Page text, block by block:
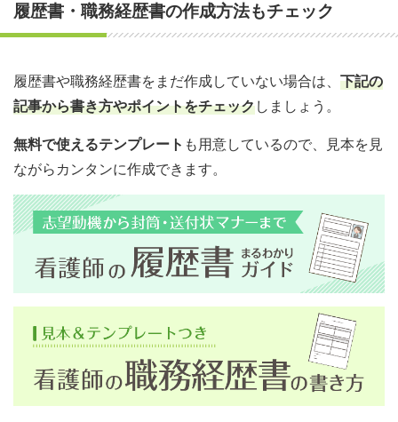
履歴書・職務経歴書の作成方法もチェック
履歴書や職務経歴書をまだ作成していない場合は、 下記の
記事から書き方やポイントをチェックしましょう。
無料で使えるテンプレート も用意しているので、見本を見
ながらカンタンに作成できます。